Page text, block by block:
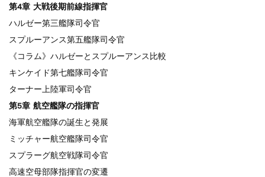
第4章 大戦後期前線指揮官
ハルゼー第三艦隊司令官
スプルーアンス第五艦隊司令官
《コラム》ハルゼーとスプルーアンス比較
キンケイド第七艦隊司令官
ターナー上陸軍司令官
第5章 航空艦隊の指揮官
海軍航空艦隊の誕生と発展
ミッチャー航空艦隊司令官
スプラーグ航空戦隊司令官
高速空母部隊指揮官の変遷